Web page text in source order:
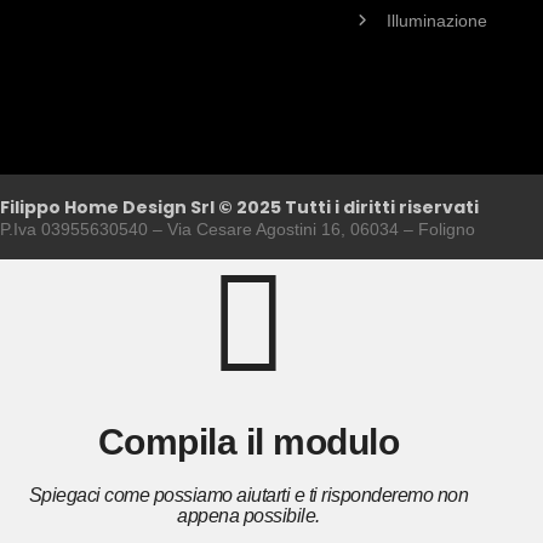
Illuminazione
Filippo Home Design Srl © 2025 Tutti i diritti riservati
P.Iva 03955630540 – Via Cesare Agostini 16, 06034 – Foligno
Compila il modulo
Spiegaci come possiamo aiutarti e ti risponderemo non
appena possibile.